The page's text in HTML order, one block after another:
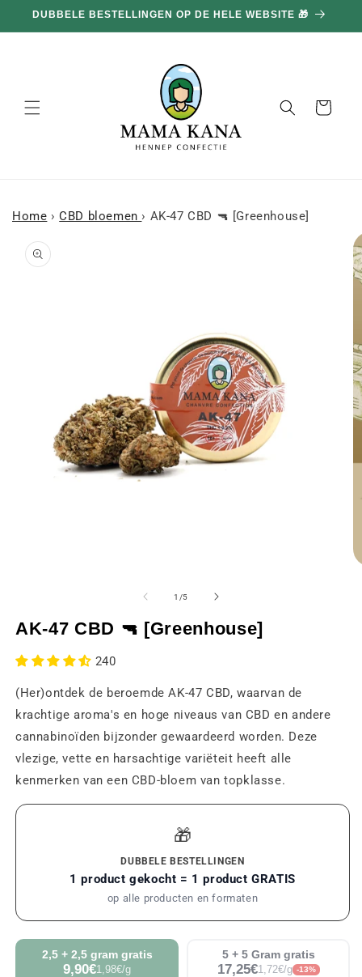
doorgaan
naar
DUBBELE BESTELLINGEN OP DE HELE WEBSITE 🎁
Mand
Home › CBD bloemen › AK-47 CBD 🔫 [Greenhouse]
naar
een
modaal
1 /van
5
AK-47 CBD 🔫 [Greenhouse]
240
(Her)ontdek de beroemde AK-47 CBD, waarvan de
krachtige aroma's en hoge niveaus van CBD en andere
cannabinoïden bijzonder gewaardeerd worden. Deze
vlezige, vette en harsachtige variëteit heeft alle
kenmerken van een CBD-bloem van topklasse.
🎁
DUBBELE BESTELLINGEN
1 product gekocht = 1 product GRATIS
op alle producten en formaten
2,5 + 2,5 gram gratis
9,90€1,98€/g
5 + 5 Gram gratis
17,25€1,72€/g -13%